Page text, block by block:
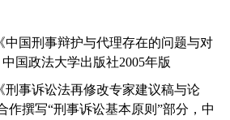
中国刑事辩护与代理存在的问题与对
国政法大学出版社2005年版
刑事诉讼法再修改专家建议稿与论
作撰写“刑事诉讼基本原则”部分，中